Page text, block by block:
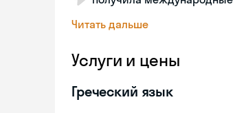
Читать дальше
Услуги и цены
Греческий язык